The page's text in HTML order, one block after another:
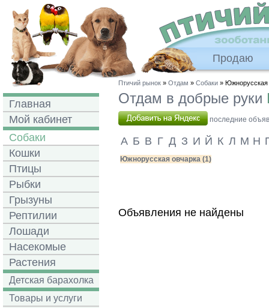
Продаю
Главная
Мой кабинет
Собаки
Кошки
Птицы
Рыбки
Грызуны
Рептилии
Лошади
Насекомые
Растения
Детская барахолка
Товары и услуги
Птичий рынок » Отдам » Собаки » Южнорусская
Отдам в добрые руки
последние
А Б В Г Д З И Й К Л М Н
Южнорусская овчарка (1)
Объявления не найдены